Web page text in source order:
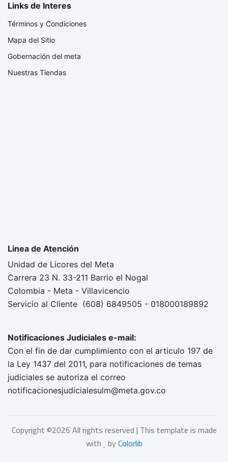
Links de Interes
Términos y Condiciones
Mapa del Sitio
Gobernación del meta
Nuestras Tiendas
Linea de Atención
Unidad de Licores del Meta
Carrera 23 N. 33-211 Barrio el Nogal
Colombia - Meta - Villavicencio
Servicio al Cliente (608) 6849505 - 018000189892
Notificaciones Judiciales e-mail:
Con el fin de dar cumplimiento con el articulo 197 de
la Ley 1437 del 2011, para notificaciones de temas
judiciales se autoriza el correo
notificacionesjudicialesulm@meta.gov.co
Copyright ©2026 All rights reserved | This template is made
with byColorlib